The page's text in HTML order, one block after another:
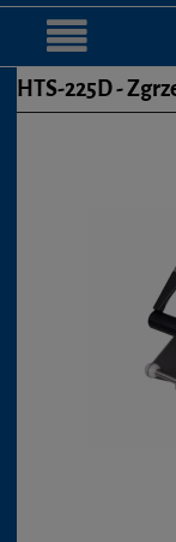
HTS-225D -